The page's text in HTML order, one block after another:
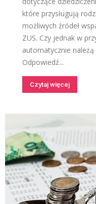
które przysługują
możliwych źródeł
ZUS. Czy jednak w
automatycznie należą
Odpowiedź...
Czytaj więcej